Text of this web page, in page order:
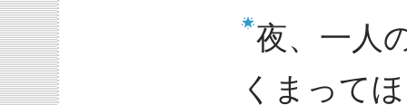
夜、一人
くまって